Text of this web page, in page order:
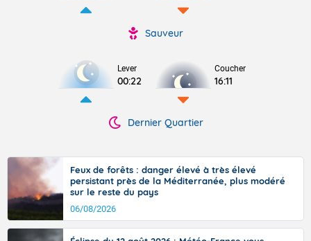
Sauveur
Lever
00:22
Coucher
16:11
Dernier Quartier
Feux de forêts : danger élevé à très élevé
persistant près de la Méditerranée, plus modéré
sur le reste du pays
06/08/2026